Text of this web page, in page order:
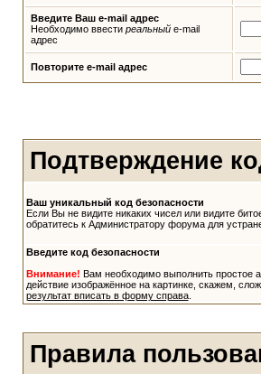
Введите Ваш e-mail адрес
Необходимо ввести реальныйe-mail
адрес
Повторите e-mail адрес
Подтверждение
Ваш уникальный код безопасности
Если Вы не видите никаких чисел или видите
обратитесь к Администратору форума для
Введите код безопасности
Внимание! Вам необходимо выполнить простое
действие изображённое на картинке, скажем,
результат вписать в форму справа.
Правила